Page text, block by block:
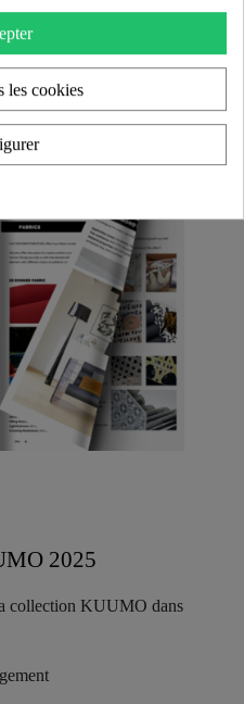
2025
collection KUUMO dans
les cookies